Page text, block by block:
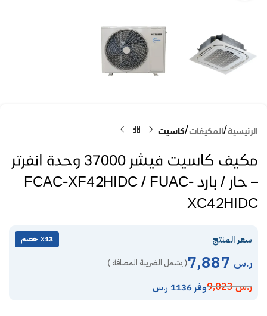
الرئيسية المكيفات كاسيت
مكيف كاسيت فيشر 37000 وحدة انفرتر
– حار / بارد FCAC-XF42HIDC / FUAC-
XC42HIDC
سعر المنتج ٪13 خصم
ر.س ( يشمل الضريبة المضافة )
ر.س9,023 وفر 1136 ر.س